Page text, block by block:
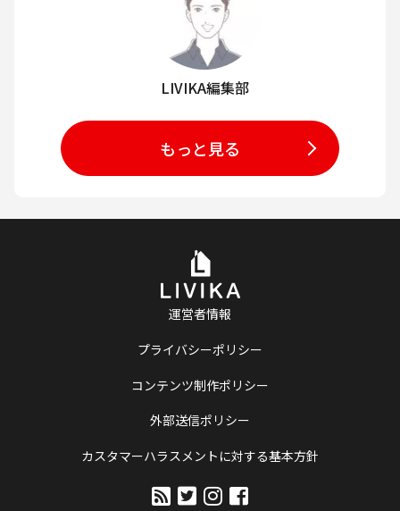
LIVIKA編集部
もっと見る
運営者情報
プライバシーポリシー
コンテンツ制作ポリシー
外部送信ポリシー
カスタマーハラスメントに対する基本方針